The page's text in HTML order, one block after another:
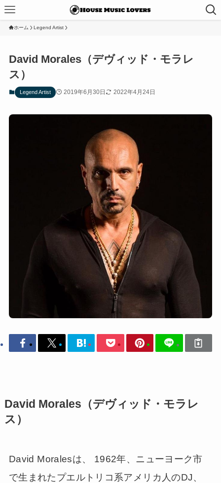
ホーム Legend Artist
David Morales（デヴィッド・モラレ
ス）
Legend Artist 2019年6月30日 2022年4月24日
David Morales（デヴィッド・モラレ
ス）
David Moralesは、 1962年、ニューヨーク市
で生まれたプエルトリコ系アメリカ人のDJ、